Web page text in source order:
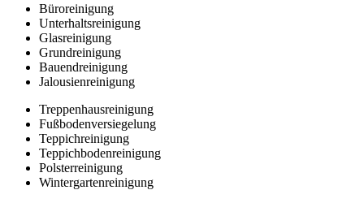
Büroreinigung
Unterhaltsreinigung
Glasreinigung
Grundreinigung
Bauendreinigung
Jalousienreinigung
Treppenhausreinigung
Fußbodenversiegelung
Teppichreinigung
Teppichbodenreinigung
Polsterreinigung
Wintergartenreinigung